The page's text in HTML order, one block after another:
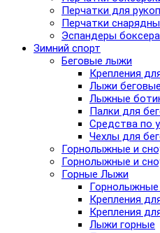
Перчатки для
Перчатки
Эспандеры
Зимний спорт
Беговые лыжи
Крепления
Лыжи беговые
Лыжные
Палки для
Средства по
Чехлы для
Горнолыжные и
Горнолыжные и
Горные Лыжи
Горнолыжные
Крепления
Крепления
Лыжи горные